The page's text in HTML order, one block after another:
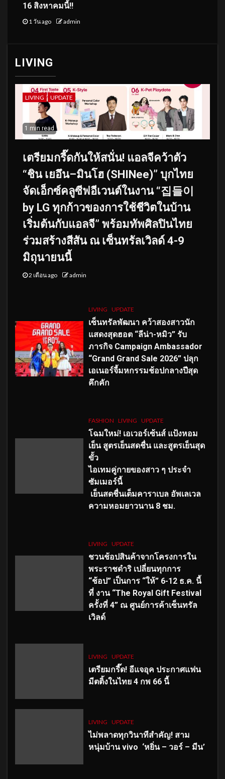
16 สิงหาคมนี้!!
1 วัน ago admin
LIVING
LIVING UPDATE
1 min read
เตรียมกรี๊ดกันให้สนั่น! แอลจีคว้าตัว
“ชิน เยอึน–มินโฮ (SHINee)” บุกไทย
จัดเอ็กซ์คลูซีฟอีเวนต์ในงาน “집들이
by LG ทุกก้าวของการใช้ชีวิตในบ้าน
เริ่มต้นกับแอลจี” พร้อมทัพศิลปินไทย
ร่วมสร้างสีสัน ณ เซ็นทรัลเวิลด์ 4-9
มิถุนายนนี้
2 เดือน ago admin
LIVING UPDATE
เซ็นทรัลพัฒนา คว้าสองสาวนัก
แสดงสุดฮอต “ลีน่า-หมิว” รับ
ภารกิจ Campaign Ambassador
“Grand Grand Sale 2026” ปลุก
เอเนอร์จี้มหกรรมช้อปกลางปีสุด
คึกคัก
FASHION LIVING UPDATE
โฉมใหม่! เอเวอร์เซ้นส์ แป้งหอม
เย็น สูตรเย็นสดชื่น และสูตรเย็นสุด
ขั้ว
ไอเทมคู่กายของสาว ๆ ประจำ
ซัมเมอร์นี้
เย็นสดชื่นเต็มคาราเบล อัพเลเวล
ความหอมยาวนาน 8 ชม.
LIVING UPDATE
ชวนช้อปสินค้าจากโครงการใน
พระราชดำริ เปลี่ยนทุกการ
“ช้อป” เป็นการ “ให้” 6-12 ธ.ค. นี้
ที่ งาน “The Royal Gift Festival
ครั้งที่ 4” ณ ศูนย์การค้าเซ็นทรัล
เวิลด์
LIVING UPDATE
เตรียมกรี๊ด! อีแจอุค ประกาศแฟน
มีตติ้งในไทย 4 กพ 66 นี้
LIVING UPDATE
ไม่พลาดทุกวินาทีสำคัญ! สาม
หนุ่มบ้าน vivo ‘หยิ่น – วอร์ – มีน’